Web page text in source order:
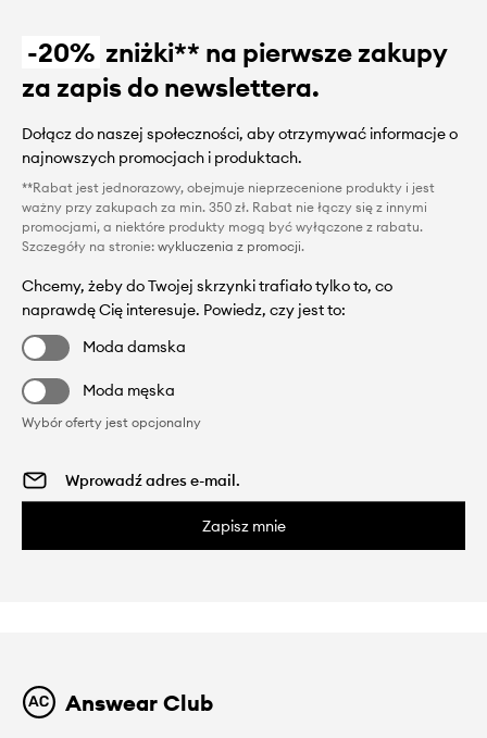
-20% zniżki** na pierwsze zakupy
za zapis do newslettera.
Dołącz do naszej społeczności, aby otrzymywać informacje o
najnowszych promocjach i produktach.
**Rabat jest jednorazowy, obejmuje nieprzecenione produkty i jest
ważny przy zakupach za min. 350 zł. Rabat nie łączy się z innymi
promocjami, a niektóre produkty mogą być wyłączone z rabatu.
Szczegóły na stronie: wykluczenia z promocji.
Chcemy, żeby do Twojej skrzynki trafiało tylko to, co
naprawdę Cię interesuje. Powiedz, czy jest to:
Moda damska
Moda męska
Wybór oferty jest opcjonalny
Zapisz mnie
Answear Club